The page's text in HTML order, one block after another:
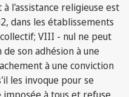
l'assistance religieuse est
dans les établissements
VIII - nul ne peut
son adhésion à une
à une conviction
les invoque pour se